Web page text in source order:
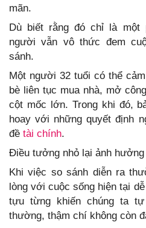
mãn.
Dù biết rằng đó chỉ là một
người vẫn vô thức đem
sánh.
Một người 32 tuổi có thể
bè liên tục mua nhà, mở
cột mốc lớn. Trong khi đó,
hoay với những quyết định
đề tài chính.
Điều tưởng nhỏ lại ảnh
Khi việc so sánh diễn ra
lòng với cuộc sống hiện tại
tựu từng khiến chúng ta
thường, thậm chí không còn